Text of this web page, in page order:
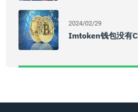
2024/02/29
Imtoken钱包没有